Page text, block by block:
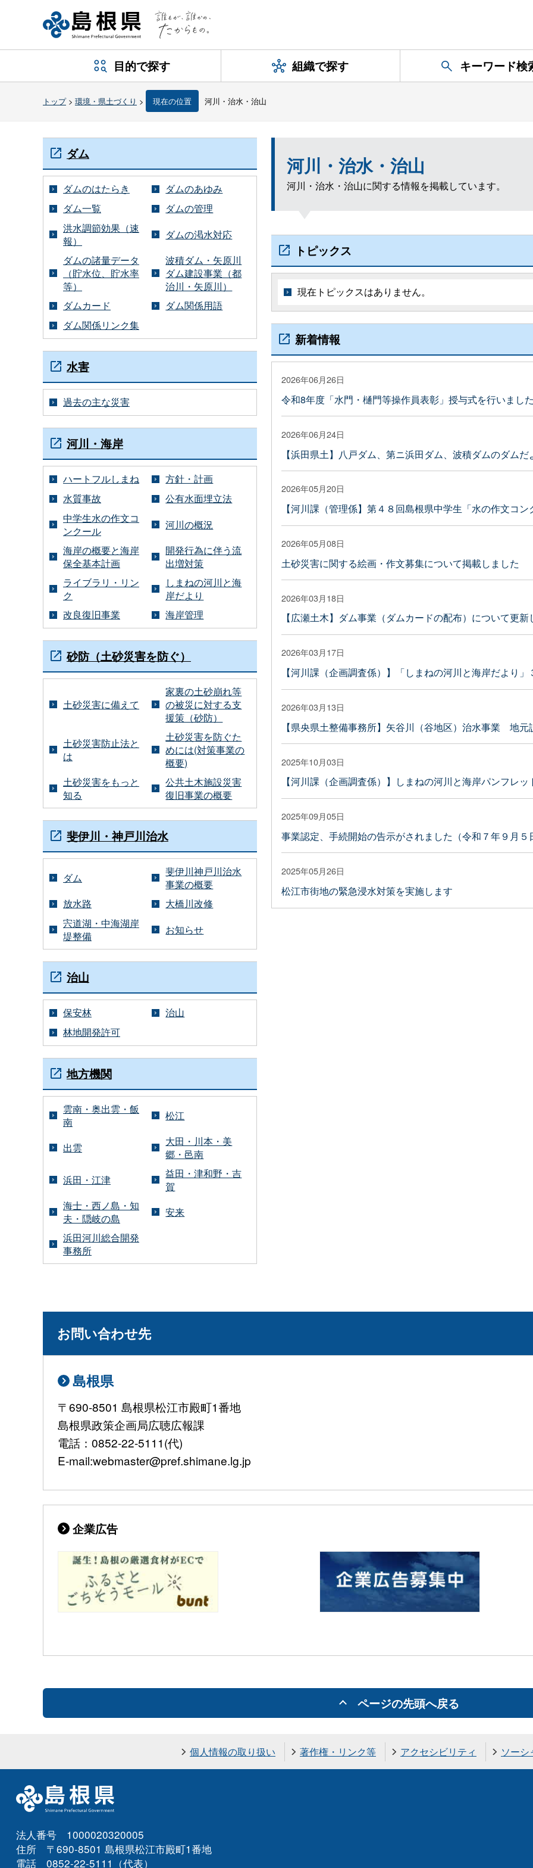
目的で探す 組織で探す キーワード検
トップ> 環境・県土づくり > 現在の位置 河川・治水・治山
河川・治水・治山
河川・治水・治山に関する情報を掲載しています。
トピックス
現在トピックスはありません。
新着情報
2026年06月26日
令和8年度「水門・樋門等操作員表彰」授与式を行いまし
2026年06月24日
【浜田県土】八戸ダム、第ニ浜田ダム、波積ダムのダム
2026年05月20日
【河川課（管理係】第４８回島根県中学生「水の作文コ
2026年05月08日
土砂災害に関する絵画・作文募集について掲載しました
2026年03月18日
【広瀬土木】ダム事業（ダムカードの配布）について更新
2026年03月17日
【河川課（企画調査係）】「しまねの河川と海岸だより
2026年03月13日
【県央県土整備事務所】矢谷川（谷地区）治水事業 地
2025年10月03日
【河川課（企画調査係）】しまねの河川と海岸パンフレ
2025年09月05日
事業認定、手続開始の告示がされました（令和７年９月５
2025年05月26日
松江市街地の緊急浸水対策を実施します
ダム
ダムのはたらき
ダムのあゆみ
ダム一覧
ダムの管理
洪水調節効果（速
報）
ダムの渇水対応
ダムの諸量データ
（貯水位、貯水率
等）
波積ダム・矢原川
ダム建設事業（都
治川・矢原川）
ダムカード
ダム関係用語
ダム関係リンク集
水害
過去の主な災害
河川・海岸
ハートフルしまね
方針・計画
水質事故
公有水面埋立法
中学生水の作文コ
ンクール
河川の概況
海岸の概要と海岸
保全基本計画
開発行為に伴う流
出増対策
ライブラリ・リン
ク
しまねの河川と海
岸だより
改良復旧事業
海岸管理
砂防（土砂災害を防ぐ）
土砂災害に備えて
家裏の土砂崩れ等
の被災に対する支
援策（砂防）
土砂災害防止法と
は
土砂災害を防ぐた
めには(対策事業の
概要)
土砂災害をもっと
知る
公共土木施設災害
復旧事業の概要
斐伊川・神戸川治水
ダム
斐伊川神戸川治水
事業の概要
放水路
大橋川改修
宍道湖・中海湖岸
堤整備
お知らせ
治山
保安林
治山
林地開発許可
地方機関
雲南・奥出雲・飯
南
松江
出雲
大田・川本・美
郷・邑南
浜田・江津
益田・津和野・吉
賀
海士・西ノ島・知
夫・隠岐の島
安来
浜田河川総合開発
事務所
お問い合わせ先
島根県
〒690-8501 島根県松江市殿町1番地
島根県政策企画局広聴広報課
電話：0852-22-5111(代)
E-mail:webmaster@pref.shimane.lg.jp
企業広告
ページの先頭へ戻る
個人情報の取り扱い 著作権・リンク等 アクセシビリティ ソー
法人番号 1000020320005
住所 〒690-8501 島根県松江市殿町1番地
電話 0852-22-5111（代表）